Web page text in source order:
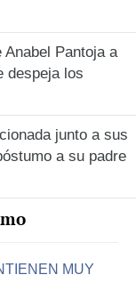
Pantoja a
despeja los
junto a sus
a su padre
MUY